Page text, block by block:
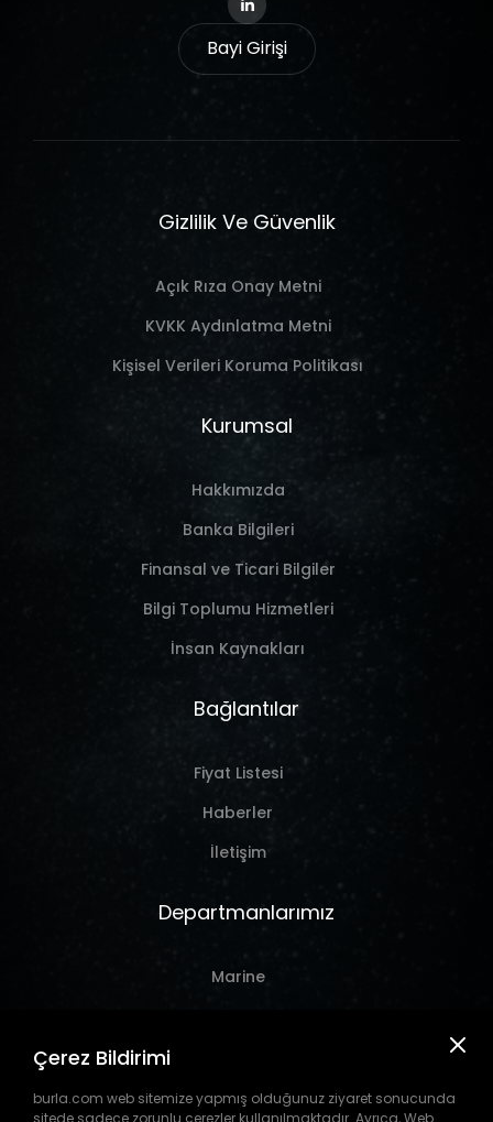
Bayi Girişi
Gizlilik Ve Güvenlik
Açık Rıza Onay Metni
KVKK Aydınlatma Metni
Kişisel Verileri Koruma Politikası
Kurumsal
Hakkımızda
Banka Bilgileri
Finansal ve Ticari Bilgiler
Bilgi Toplumu Hizmetleri
İnsan Kaynakları
Bağlantılar
Fiyat Listesi
Haberler
İletişim
Departmanlarımız
Marine
Pil
Çerez Bildirimi
burla.com web sitemize yapmış olduğunuz ziyaret sonucunda
sitede sadece zorunlu çerezler kullanılmaktadır. Ayrıca, Web